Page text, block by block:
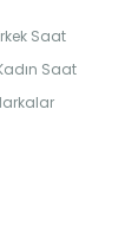
Saat
Saat